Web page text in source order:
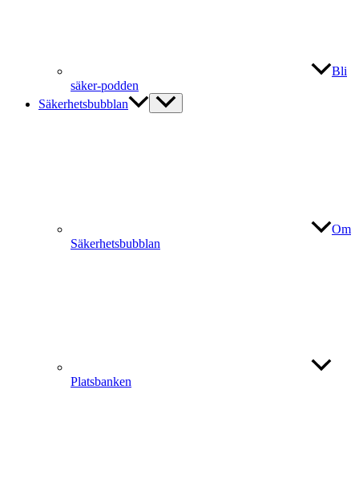
Bli
säker-podden
Säkerhetsbubblan
Om
Säkerhetsbubblan
Platsbanken